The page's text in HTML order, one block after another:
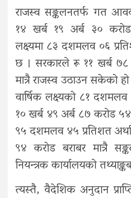
राजस्व सङ्कलनतर्फ गत
१४ खर्ब १९ अर्ब ३०
लक्ष्यमा ८३ दशमलव ०६
छ । सरकारले रू ११ खर्ब ७८
मात्रै राजस्व उठाउन सकेको
वार्षिक लक्ष्यको ८१
१० खर्ब ४९ अर्ब ८७ करोड
९५ दशमलव ४५ प्रतिशत
९४ करोड बराबर मात्रै
नियन्त्रक कार्यालयको
त्यस्तै, वैदेशिक अनुदान